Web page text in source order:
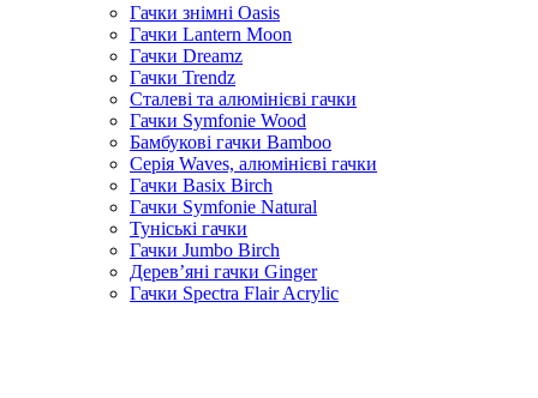
Гачки знімні Oasis
Гачки Lantern Moon
Гачки Dreamz
Гачки Trendz
Сталеві та алюмінієві гачки
Гачки Symfonie Wood
Бамбукові гачки Bamboo
Серія Waves, алюмінієві гачки
Гачки Basix Birch
Гачки Symfonie Natural
Туніські гачки
Гачки Jumbo Birch
Дерев’яні гачки Ginger
Гачки Spectra Flair Acrylic